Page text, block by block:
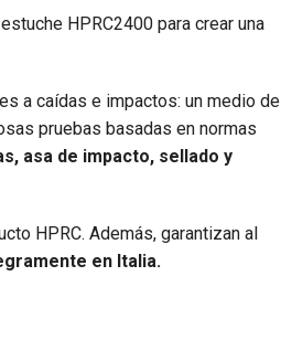
HPRC2400 para crear una
a caídas e impactos: un medio de
pruebas basadas en normas
asa de impacto, sellado y
HPRC. Además, garantizan al
en Italia.